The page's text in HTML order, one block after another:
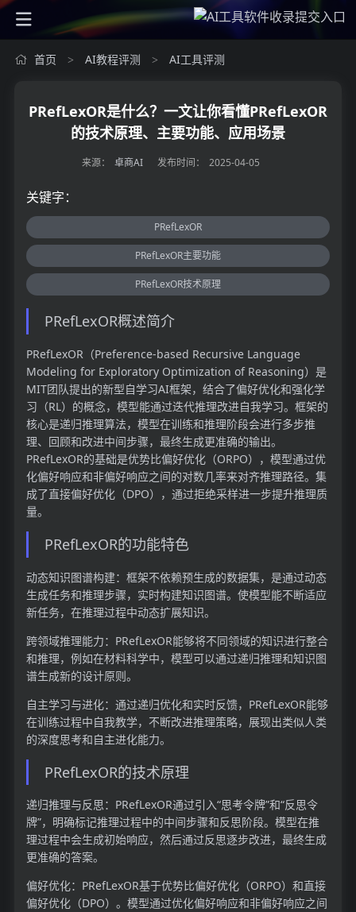
首页 > AI教程评测 > AI工具评测
PRefLexOR是什么？一文让你看懂PRefLexOR
的技术原理、主要功能、应用场景
来源： 卓商AI 发布时间： 2025-04-05
关键字：
PRefLexOR
PRefLexOR主要功能
PRefLexOR技术原理
PRefLexOR概述简介
PRefLexOR（Preference-based Recursive Language
Modeling for Exploratory Optimization of Reasoning）是
MIT团队提出的新型自学习AI框架，结合了偏好优化和强化学
习（RL）的概念，模型能通过迭代推理改进自我学习。框架的
核心是递归推理算法，模型在训练和推理阶段会进行多步推
理、回顾和改进中间步骤，最终生成更准确的输出。
PRefLexOR的基础是优势比偏好优化（ORPO），模型通过优
化偏好响应和非偏好响应之间的对数几率来对齐推理路径。集
成了直接偏好优化（DPO），通过拒绝采样进一步提升推理质
量。
PRefLexOR的功能特色
动态知识图谱构建：框架不依赖预生成的数据集，是通过动态
生成任务和推理步骤，实时构建知识图谱。使模型能不断适应
新任务，在推理过程中动态扩展知识。
跨领域推理能力：PRefLexOR能够将不同领域的知识进行整合
和推理，例如在材料科学中，模型可以通过递归推理和知识图
谱生成新的设计原则。
自主学习与进化：通过递归优化和实时反馈，PRefLexOR能够
在训练过程中自我教学，不断改进推理策略，展现出类似人类
的深度思考和自主进化能力。
PRefLexOR的技术原理
递归推理与反思：PRefLexOR通过引入“思考令牌”和“反思令
牌”，明确标记推理过程中的中间步骤和反思阶段。模型在推
理过程中会生成初始响应，然后通过反思逐步改进，最终生成
更准确的答案。
偏好优化：PRefLexOR基于优势比偏好优化（ORPO）和直接
偏好优化（DPO）。模型通过优化偏好响应和非偏好响应之间